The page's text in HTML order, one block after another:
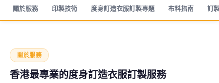
關於服務 印製技術 度身訂造衣服訂製專題 布料指南 訂
關於服務
香港最專業的度身訂造衣服訂製服務